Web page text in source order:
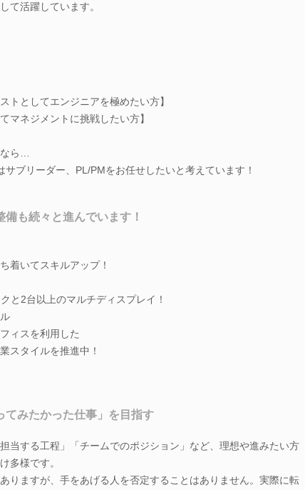
て活躍しています。
トとしてエンジニアを極めたい方】
マネジメントに挑戦したい方】
ら…
ブリーダー、PL/PMをお任せしたいと考えています！
備も続々と進んでいます！
着いてスキルアップ！
と2台以上のマルチディスプレイ！
ィスを利用した
スタイルを推進中！
てみたかった仕事」を目指す
当する工程」「チームでのポジション」など、理想や進みたい方
多様です。
りますが、手をあげる人を否定することはありません。実際に転